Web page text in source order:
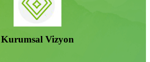
Kurumsal Vizyon